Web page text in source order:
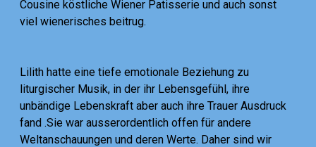
Cousine köstliche Wiener Patisserie und auch sonst
viel wienerisches beitrug.
Lilith hatte eine tiefe emotionale Beziehung zu
liturgischer Musik, in der ihr Lebensgefühl, ihre
unbändige Lebenskraft aber auch ihre Trauer Ausdruck
fand .Sie war ausserordentlich offen für andere
Weltanschauungen und deren Werte. Daher sind wir